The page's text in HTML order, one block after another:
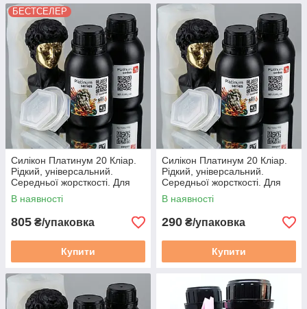
порівнянні з силіконами на олові.
Це прості в змішуванні й роботі силікони, які підходять як
професіоналам, так і новачкам.
Платинові форми підходять для найрізноманітніших
матеріалів: гіпс, віск, мило, полімерні маси і т.д; а також вони
добре підходять для форм для лиття агресивніших
середовищ (бетон, поліуретанові, епоксидні та поліефірні
смоли). Деякі з них сертифіковані як "безпечні для шкіри" і
можуть наноситися безпосередньо на шкіру людини. Крім
того, серед них є серія силіконів, сертифікованих як "безпечні
для харчових продуктів" для використання в кулінарії.
БЕСТСЕЛЕР
Силікон Платинум 20 Кліар.
Рідкий, універсальний.
Середньої жорсткості. Для
форм. 1 кг
В наявності
805 ₴/упаковка
Купити
Силікон Платинум 20 Кліар.
Рідкий, універсальний.
Середньої жорсткості. Для
форм. 0.2 кг
В наявності
290 ₴/упаковка
Купити